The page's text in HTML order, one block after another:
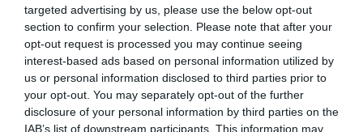
targeted advertising by us, please use the below opt-out
section to confirm your selection. Please note that after your
opt-out request is processed you may continue seeing
interest-based ads based on personal information utilized by
us or personal information disclosed to third parties prior to
your opt-out. You may separately opt-out of the further
disclosure of your personal information by third parties on the
IAB’s list of downstream participants. This information may
Marcelo Gullo: “El trabajo de desmitificar la
historia, de poner la verdadera, de
desmontar la falsificación, es un trabajo